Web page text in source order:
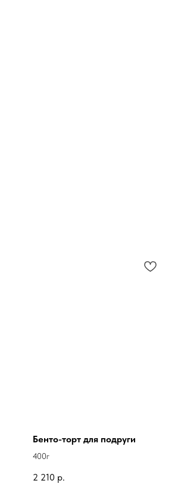
Бенто-торт для подруги
400г
2 210 р.